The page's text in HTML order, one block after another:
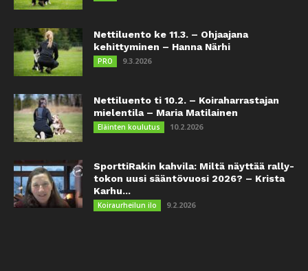
Nettiluento ke 11.3. – Ohjaajana
kehittyminen – Hanna Närhi
PRO 9.3.2026
Nettiluento ti 10.2. – Koiraharrastajan
mielentila – Maria Matilainen
Eläinten koulutus 10.2.2026
SporttiRakin kahvila: Miltä näyttää rally-
tokon uusi sääntövuosi 2026? – Krista
Karhu...
Koiraurheilun ilo 9.2.2026